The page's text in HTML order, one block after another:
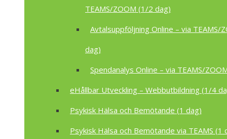
TEAMS/ZOOM (1/2 dag)
Avtalsuppföljning Online – via TEAMS/
dag)
Spendanalys Online – via TEAMS/
eHållbar Utveckling – Webbutbildning (1/4
Psykisk Hälsa och Bemötande (1 dag)
Psykisk Hälsa och Bemötande via TEAMS (1